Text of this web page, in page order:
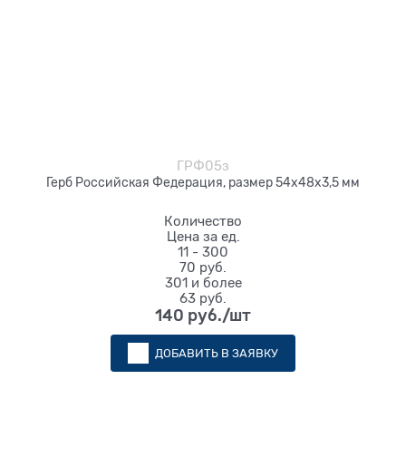
ГРФ05з
Герб Российская Федерация, размер 54х48х3,5 мм
Количество
Цена за ед.
11 - 300
70 руб.
301 и более
63 руб.
140 руб./шт
ДОБАВИТЬ В ЗАЯВКУ